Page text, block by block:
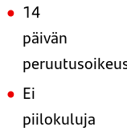
14
päivän
Ei
piilokuluja